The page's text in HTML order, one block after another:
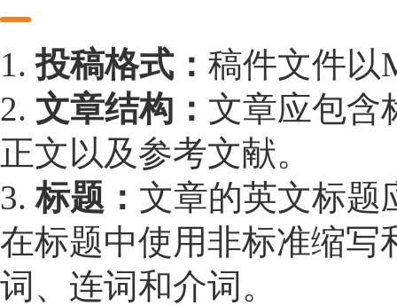
1.投稿格式： 稿件文件以
2. 文章结构： 文章应包含
正文以及参考文献。
3.标题： 文章的英文标题
在标题中使用非标准缩写
词、连词和介词。